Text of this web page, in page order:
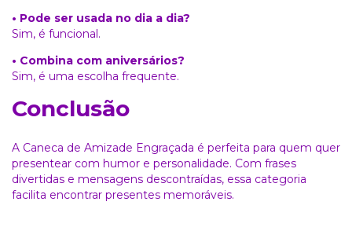
• Pode ser usada no dia a dia?
Sim, é funcional.
• Combina com aniversários?
Sim, é uma escolha frequente.
Conclusão
A Caneca de Amizade Engraçada é perfeita para quem quer
presentear com humor e personalidade. Com frases
divertidas e mensagens descontraídas, essa categoria
facilita encontrar presentes memoráveis.